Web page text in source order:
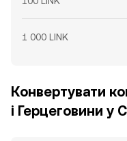
1 000 LINK
Конвертувати
і Герцеговини у